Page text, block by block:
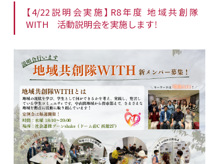
【4/22説明会実施】R8年度 地域共創隊
WITH 活動説明会を実施します！